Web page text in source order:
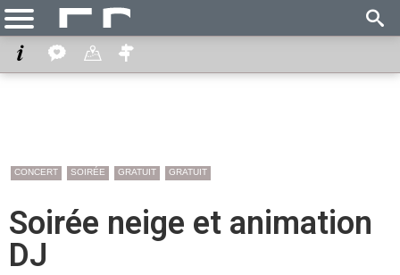
CONCERT SOIRÉE GRATUIT GRATUIT
Soirée neige et animation
DJ